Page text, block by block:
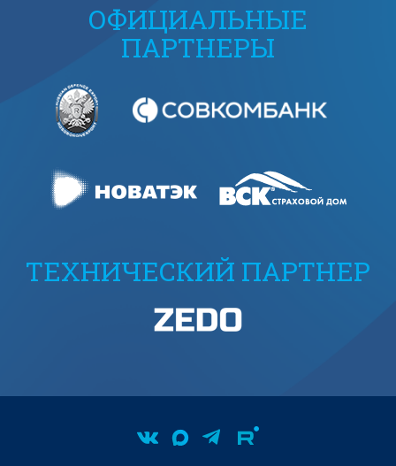
ОФИЦИАЛЬНЫЕ
ПАРТНЕРЫ
ТЕХНИЧЕСКИЙ ПАРТНЕР